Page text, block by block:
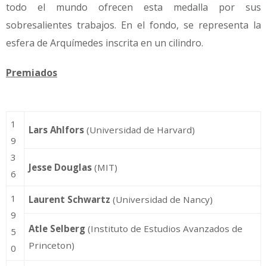
todo el mundo ofrecen esta medalla por sus
sobresalientes trabajos. En el fondo, se representa la
esfera de Arquímedes inscrita en un cilindro.
Premiados
1
9
3
6
Lars Ahlfors(Universidad de Harvard)
Jesse Douglas(MIT)
1
9
5
0
Laurent Schwartz (Universidad de Nancy)
Atle Selberg(Instituto de Estudios Avanzados de
Princeton)